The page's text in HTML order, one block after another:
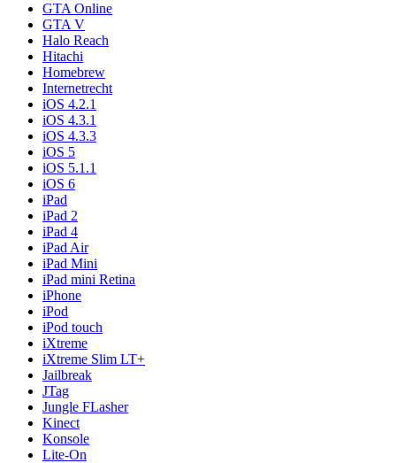
GTA Online
GTA V
Halo Reach
Hitachi
Homebrew
Internetrecht
iOS 4.2.1
iOS 4.3.1
iOS 4.3.3
iOS 5
iOS 5.1.1
iOS 6
iPad
iPad 2
iPad 4
iPad Air
iPad Mini
iPad mini Retina
iPhone
iPod
iPod touch
iXtreme
iXtreme Slim LT+
Jailbreak
JTag
Jungle FLasher
Kinect
Konsole
Lite-On